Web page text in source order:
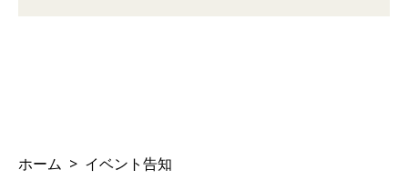
ホーム イベント告知